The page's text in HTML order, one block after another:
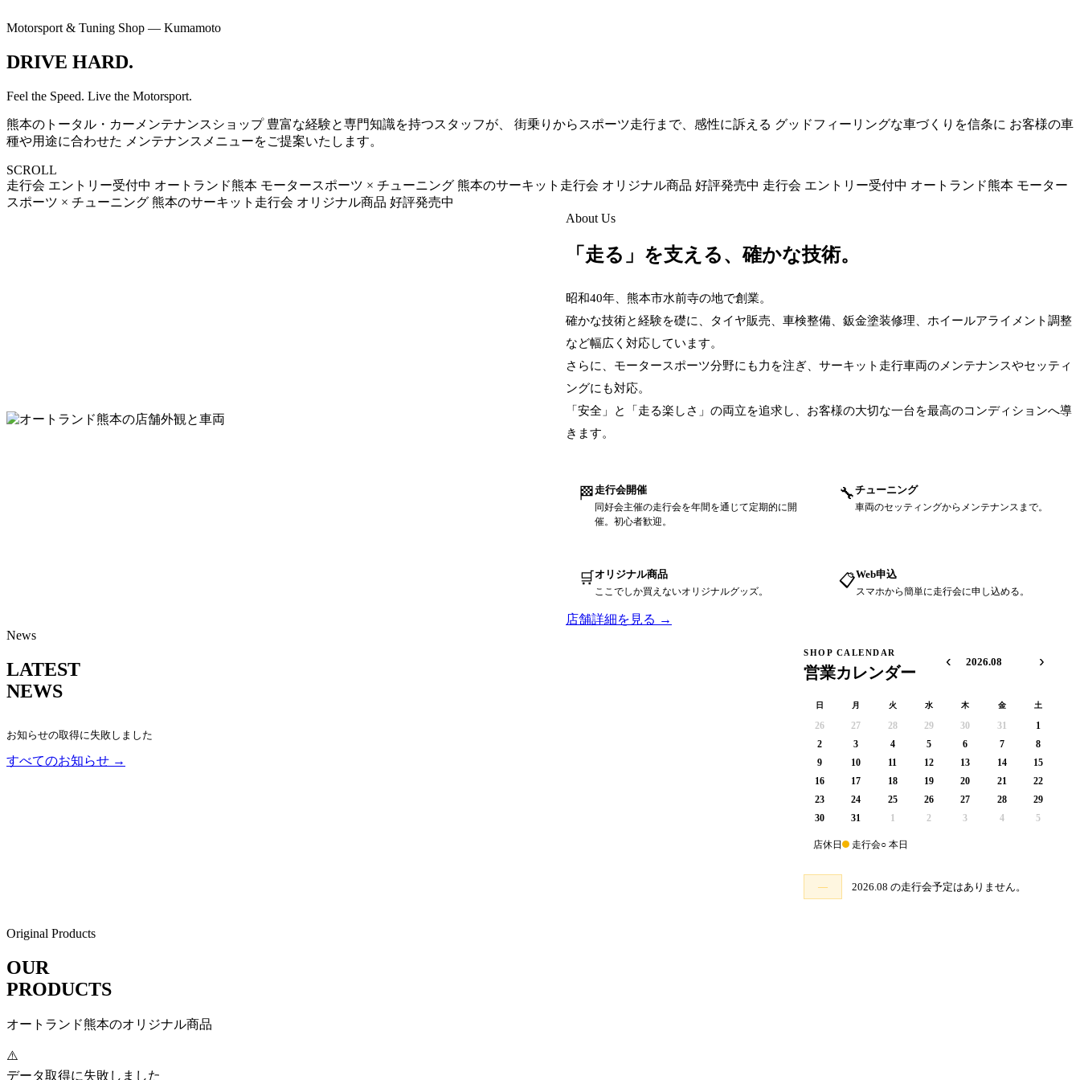
Motorsport & Tuning Shop — Kumamoto
DRIVE HARD.
Feel the Speed. Live the Motorsport.
熊本のトータル・カーメンテナンスショップ 豊富な経験と専門知識を持つスタッフが、 街乗りからスポーツ走行まで、感性に訴える グッドフィーリングな車づくりを信条に お客様の車
種や用途に合わせた メンテナンスメニューをご提案いたします。
SCROLL
走行会 エントリー受付中 オートランド熊本 モータースポーツ × チューニング 熊本のサーキット走行会 オリジナル商品 好評発売中 走行会 エントリー受付中 オートランド熊本 モーター
スポーツ × チューニング 熊本のサーキット走行会 オリジナル商品 好評発売中
About Us
「走る」を支える、確かな技術。
昭和40年、熊本市水前寺の地で創業。
確かな技術と経験を礎に、タイヤ販売、車検整備 、鈑金塗装修理、ホイールアライメント調整
など幅広く対応しています。
さらに、モータースポーツ分野にも力を注ぎ、 サーキット 走行車両のメンテナンスやセッティ
ングにも対応。
「安全」と「走る楽しさ」の両立を追求し、お客様の大切な一台を最高のコンディションへ導
きます。
🏁走行会開催
同好会主催の走行会を年間を通じて定期的に開
催。初心者歓迎。
🔧チューニング
車両のセッティングからメンテナンスまで。
🛒 オリジナル商品
ここでしか買えないオリジナルグッズ。
📋Web申込
スマホから簡単に走行会に申し込める。
店舗詳細を見る →
News
LATEST
NEWS
お知らせの取得に失敗しました
すべてのお知らせ →
SHOP CALENDAR
営業カレンダー
‹ 2026.08 ›
日 月 火 水 木 金 土
26 27 28 29 30 31
1
2
3 4 5 6 7
8
9
10 11 12 13 14
15
16
17 18 19 20 21
22
23
24 25 26 27 28
29
30
31 1 2 3 4 5
店休日 走行会○ 本日
— 2026.08 の走行会予定はありません。
Original Products
OUR
PRODUCTS
オートランド熊本のオリジナル商品
⚠️
データ取得に失敗しました